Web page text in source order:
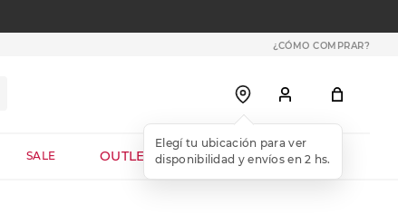
¿CÓMO COMPRAR?
SALE OUTLET WEB